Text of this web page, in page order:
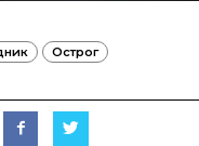
Острог